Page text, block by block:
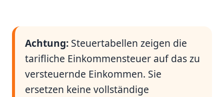
Achtung: Steuertabellen zeigen die
tarifliche Einkommensteuer auf das zu
versteuernde Einkommen. Sie
ersetzen keine vollständige